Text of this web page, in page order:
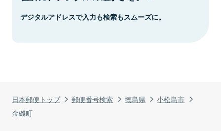
日本郵便トップ 郵便番号検索 徳島県
小松島市
金磯町
デジタルアドレスで入力も検索もスムーズに。